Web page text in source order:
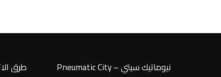
نيوماتيك سيتي – Pneumatic City طرق